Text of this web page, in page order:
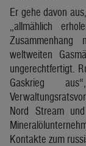
Er gehe davon
„allmählich
weltweiten
ungerechtfertigt.
Gaskrieg
Nord Stream
Kontakte zum